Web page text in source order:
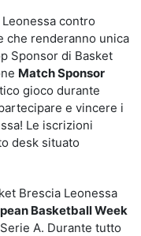
contro
che renderanno unica
Sponsor di Basket
Match Sponsor
gioco durante
e vincere i
Le iscrizioni
desk situato
Brescia Leonessa
Basketball Week
A. Durante tutto